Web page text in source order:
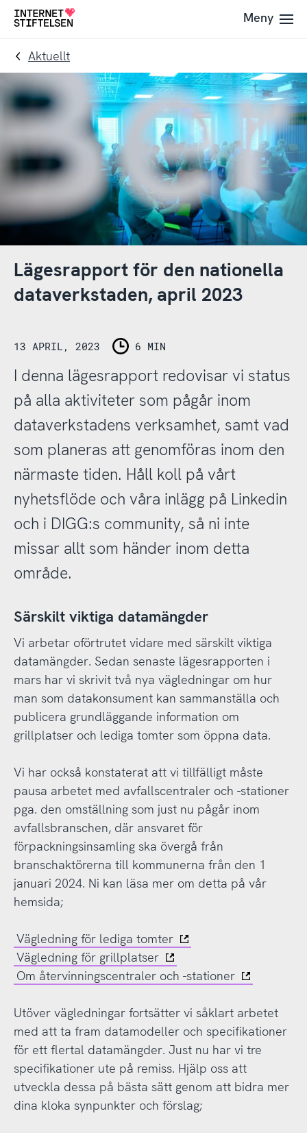
Till
navigering
Till
innehåll
Till
Meny
Aktuellt
Lägesrapport för den nationella
dataverkstaden, april 2023
13 APRIL, 2023 6 MIN
I denna lägesrapport redovisar vi status
på alla aktiviteter som pågår inom
dataverkstadens verksamhet, samt vad
som planeras att genomföras inom den
närmaste tiden. Håll koll på vårt
nyhetsflöde och våra inlägg på Linkedin
och i DIGG:s community, så ni inte
missar allt som händer inom detta
område.
Särskilt viktiga datamängder
Vi arbetar oförtrutet vidare med särskilt viktiga
datamängder. Sedan senaste lägesrapporten i
mars har vi skrivit två nya vägledningar om hur
man som datakonsument kan sammanställa och
publicera grundläggande information om
grillplatser och lediga tomter som öppna data.
Vi har också konstaterat att vi tillfälligt måste
pausa arbetet med avfallscentraler och -stationer
pga. den omställning som just nu pågår inom
avfallsbranschen, där ansvaret för
förpackningsinsamling ska övergå från
branschaktörerna till kommunerna från den 1
januari 2024. Ni kan läsa mer om detta på vår
hemsida;
Vägledning för lediga tomter
Vägledning för grillplatser
Om återvinningscentraler och -stationer
Utöver vägledningar fortsätter vi såklart arbetet
med att ta fram datamodeller och specifikationer
för ett flertal datamängder. Just nu har vi tre
specifikationer ute på remiss. Hjälp oss att
utveckla dessa på bästa sätt genom att bidra mer
dina kloka synpunkter och förslag;